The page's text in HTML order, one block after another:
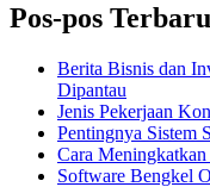
Pos-pos Terbaru
Berita Bisnis dan
Dipantau
Jenis Pekerjaan
Pentingnya Sistem
Cara
Software Bengkel